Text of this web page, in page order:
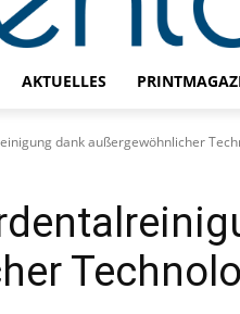
AKTUELLES
dank außergewöhnlicher